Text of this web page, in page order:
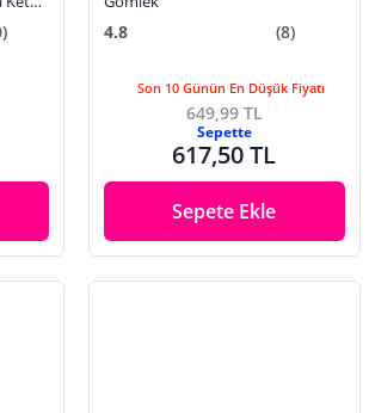
4.8 (8)
Son 10 Günün En Düşük Fiyatı
649,99 TL
Sepette
617,50 TL
Sepete Ekle